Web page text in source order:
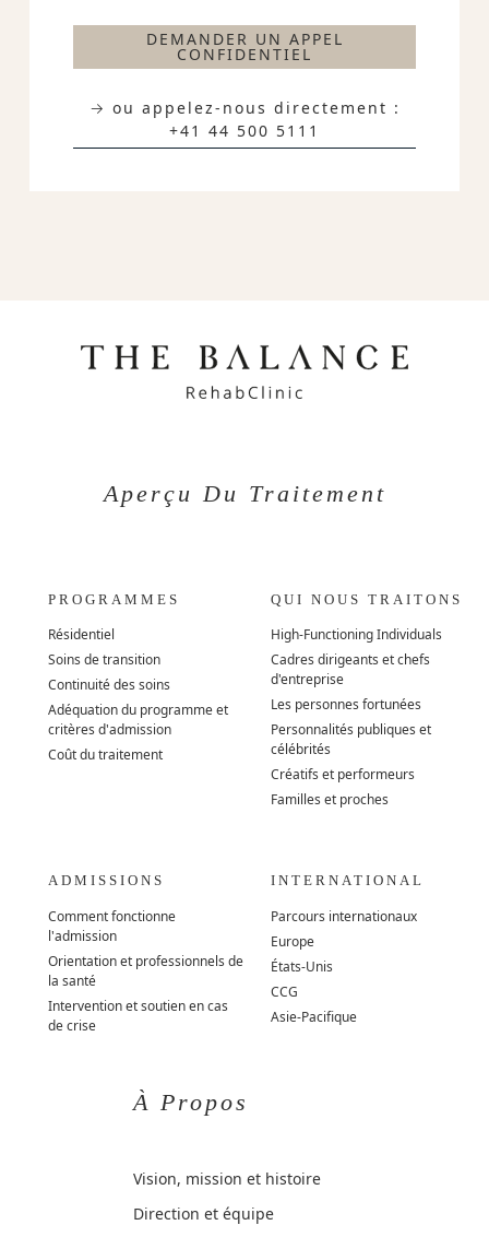
DEMANDER UN APPEL
CONFIDENTIEL
→ ou appelez-nous directement :
+41 44 500 5111
Aperçu Du Traitement
PROGRAMMES
Résidentiel
Soins de transition
Continuité des soins
Adéquation du programme et
critères d'admission
Coût du traitement
QUI NOUS TRAITONS
High-Functioning Individuals
Cadres dirigeants et chefs
d'entreprise
Les personnes fortunées
Personnalités publiques et
célébrités
Créatifs et performeurs
Familles et proches
ADMISSIONS
Comment fonctionne
l'admission
Orientation et professionnels de
la santé
Intervention et soutien en cas
de crise
INTERNATIONAL
Parcours internationaux
Europe
États-Unis
CCG
Asie-Pacifique
À Propos
Vision, mission et histoire
Direction et équipe